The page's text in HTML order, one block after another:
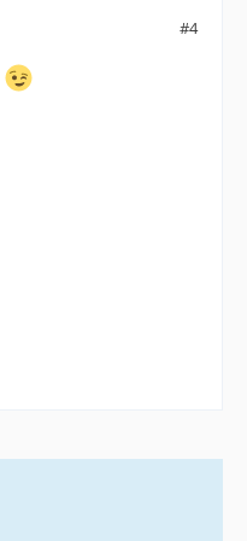
#4